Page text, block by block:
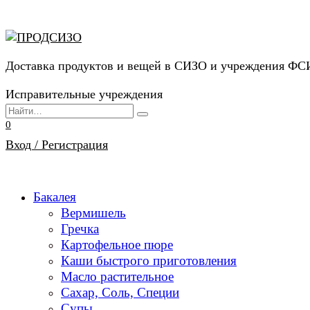
к
содержанию
Доставка продуктов и вещей в СИЗО и учреждения
Исправительные учреждения
Search
for:
0
Вход / Регистрация
Бакалея
Вермишель
Гречка
Картофельное пюре
Каши быстрого приготовления
Масло растительное
Сахар, Соль, Специи